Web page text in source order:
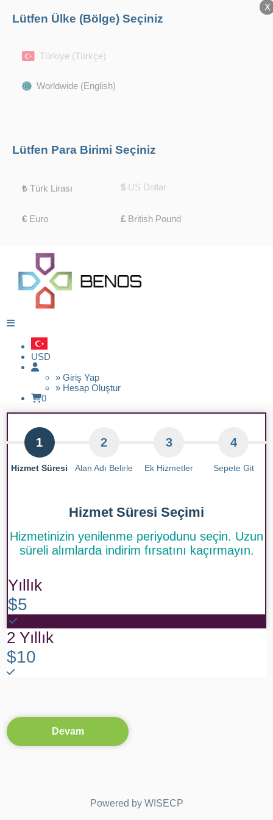
X
Lütfen Ülke (Bölge) Seçiniz
Türkiye (Türkçe)
Worldwide (English)
X
Lütfen Para Birimi Seçiniz
₺ Türk Lirası $ US Dollar
€ Euro £ British Pound
USD
» Giriş Yap
» Hesap Oluştur
0
1
Hizmet Süresi
2
Alan Adı Belirle
3
Ek Hizmetler
4
Sepete Git
Hizmet Süresi Seçimi
Hizmetinizin yenilenme periyodunu seçin. Uzun
süreli alımlarda indirim fırsatını kaçırmayın.
Yıllık
$5
2 Yıllık
$10
Devam
Powered by WISECP